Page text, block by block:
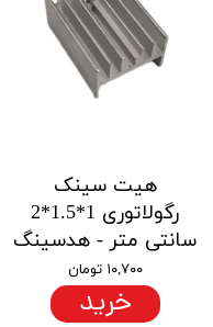
هیت سینک
رگولاتوری 1*1.5*2
سانتی متر - هدسینگ
۱۰,۷۰۰ تومان
خرید